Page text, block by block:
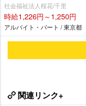
社会福祉法人桜花/千里
時給1,226円～1,250円
アルバイト・パート / 東京都
関連リンク+